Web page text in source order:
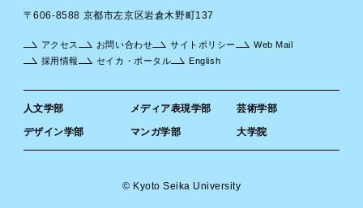
〒606-8588 京都市左京区岩倉木野町137
人文学部 メディア表現学部 芸術学部
デザイン学部 マンガ学部 大学院
アクセス お問い合わせ サイトポリシー
Web Mail
採用情報
セイカ・ポータル English
© Kyoto Seika University